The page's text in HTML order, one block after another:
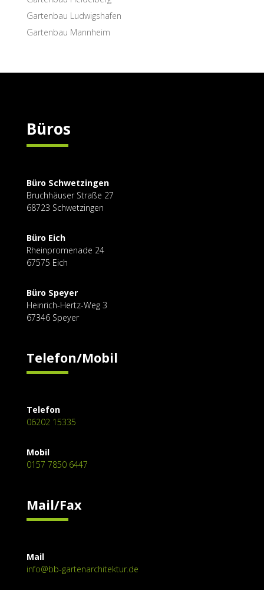
Garten­bau Ludwigshafen
Garten­bau Mannheim
Büros
Büro Schwetzingen
Bruchhäuser Straße 27
68723 Schwetzingen
Büro Eich
Rheinpromenade 24
67575 Eich
Büro Speyer
Heinrich-Hertz-Weg 3
67346 Speyer
Telefon/Mobil
Telefon
06202 15335
Mobil
0157 7850 6447
Mail/Fax
Mail
info@bb-gartenarchitektur.de